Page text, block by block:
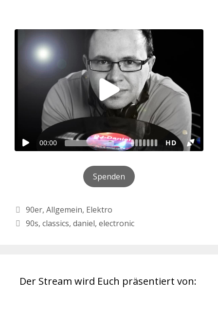
Spenden
Kategorien
90er, Allgemein, Elektro
Schlagwörter
90s, classics, daniel, electronic
Der Stream wird Euch präsentiert von: